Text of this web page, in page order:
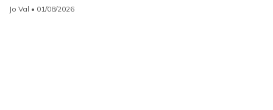
Jo Val • 01/08/2026